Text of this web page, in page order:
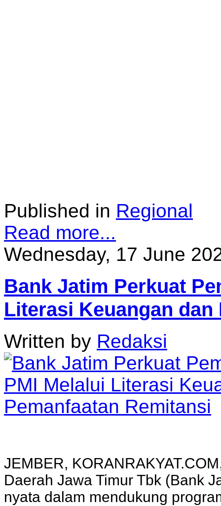
Published in Regional
Read more...
Wednesday, 17 June
Bank Jatim Perkuat
Literasi Keuangan
Written by Redaksi
JEMBER,
Daerah Jawa Timur Tbk (Bank
nyata dalam mendukung